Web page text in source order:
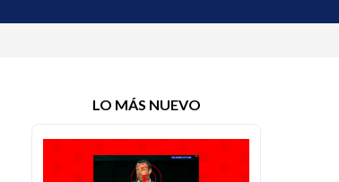
LO MÁS NUEVO